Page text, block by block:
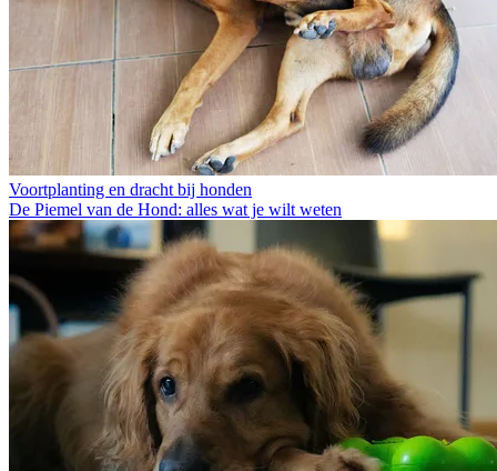
Voortplanting en dracht bij honden
De Piemel van de Hond: alles wat je wilt weten